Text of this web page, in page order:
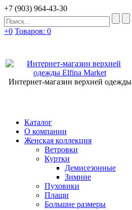
+7 (903) 964-43-30
+0 Товаров: 0
Интернет-магазин верхней одежды
Каталог
О компании
Женская коллекция
Ветровки
Куртки
Демисезонные
Зимние
Пуховики
Плащи
Большие размеры